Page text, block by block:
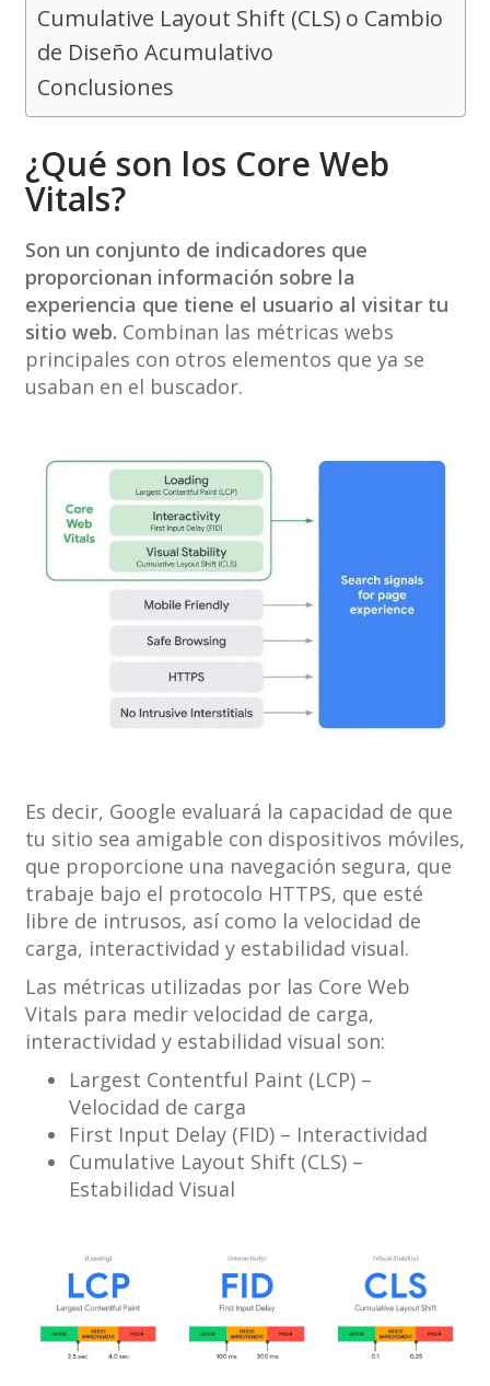
Cumulative Layout Shift (CLS) o Cambio
de Diseño Acumulativo
Conclusiones
¿Qué son los Core Web
Vitals?
Son un conjunto de indicadores que
proporcionan información sobre la
experiencia que tiene el usuario al visitar tu
sitio web. Combinan las métricas webs
principales con otros elementos que ya se
usaban en el buscador.
Es decir, Google evaluará la capacidad de que
tu sitio sea amigable con dispositivos móviles,
que proporcione una navegación segura, que
trabaje bajo el protocolo HTTPS, que esté
libre de intrusos, así como la velocidad de
carga, interactividad y estabilidad visual.
Las métricas utilizadas por las Core Web
Vitals para medir velocidad de carga,
interactividad y estabilidad visual son:
Largest Contentful Paint (LCP) –
Velocidad de carga
First Input Delay (FID) – Interactividad
Cumulative Layout Shift (CLS) –
Estabilidad Visual